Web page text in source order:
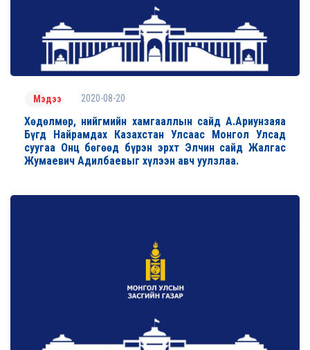
Мэдээ 2020-08-20
Хөдөлмөр, нийгмийн хамгааллын сайд А.Ариунзаяа
Бүгд Найрамдах Казахстан Улсаас Монгол Улсад
суугаа Онц бөгөөд бүрэн эрхт Элчин сайд Жалгас
Жумаевич Адилбаевыг хүлээн авч уулзлаа.